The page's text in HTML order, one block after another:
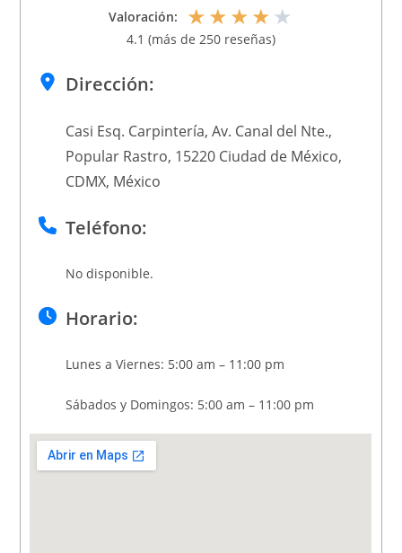
Valoración: ★★★★★
4.1 (más de 250 reseñas)
Dirección:
Casi Esq. Carpintería, Av. Canal del Nte.,
Popular Rastro, 15220 Ciudad de México,
CDMX, México
Teléfono:
No disponible.
Horario:
Lunes a Viernes: 5:00 am – 11:00 pm
Sábados y Domingos: 5:00 am – 11:00 pm